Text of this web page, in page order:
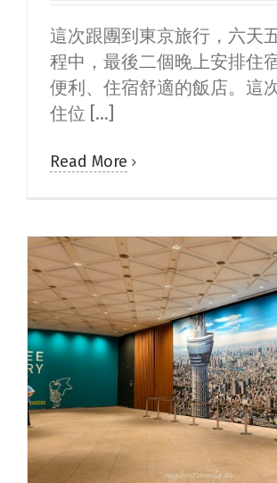
這次跟團到東京旅行，六天
程中，最後二個晚上安排住
便利、住宿舒適的飯店。這
住位 [...]
Read More